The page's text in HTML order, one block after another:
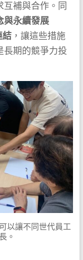
補與合作。同
與永續發展
結，讓這些措施
長期的競爭力投
以讓不同世代員工
。